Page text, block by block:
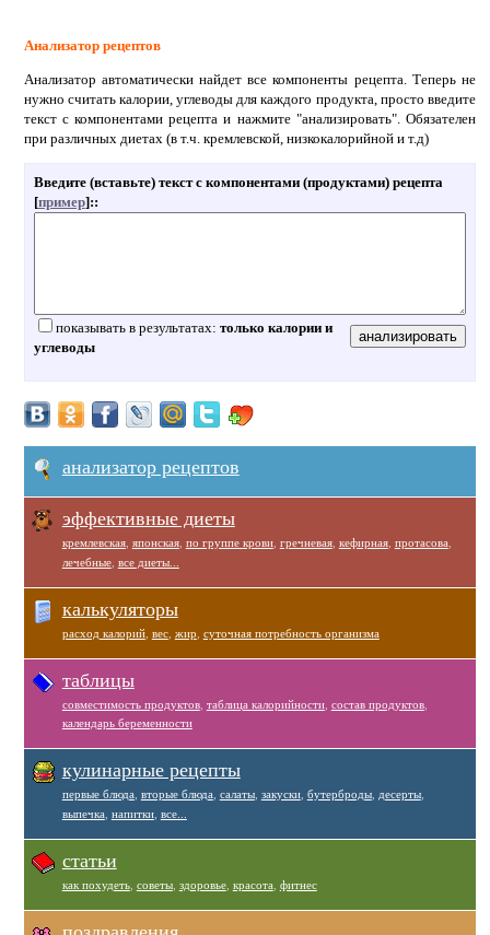
Анализатор рецептов
Анализатор автоматически найдет все компоненты рецепта. Теперь не
нужно считать калории, углеводы для каждого продукта, просто введите
текст с компонентами рецепта и нажмите "анализировать". Обязателен
при различных диетах (в т.ч. кремлевской, низкокалорийной и т.д)
Введите (вставьте) текст с компонентами (продуктами) рецепта
[пример]::
показывать в результатах: только калории и
углеводы
анализатор рецептов
эффективные диеты
кремлевская, японская, по группе крови, гречневая, кефирная, протасова
лечебные, все диеты...
калькуляторы
расход калорий, вес, жир суточная потребность организма
таблицы
совместимость продуктов, таблица калорийности, состав продуктов,
календарь беременности
кулинарные рецепты
первые блюда вторые блюда салаты, закуски, бутерброды, десерты,
выпечка напитки, все...
статьи
как похудеть, советы, здоровье, красота фитнес